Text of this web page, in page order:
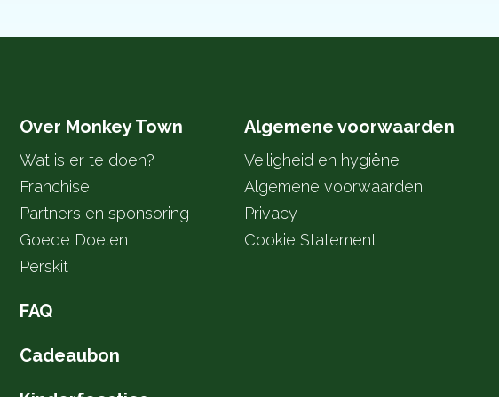
Over Monkey Town
Wat is er te doen?
Franchise
Partners en sponsoring
Goede Doelen
Perskit
FAQ
Cadeaubon
Algemene voorwaarden
Veiligheid en hygiëne
Algemene voorwaarden
Privacy
Cookie Statement